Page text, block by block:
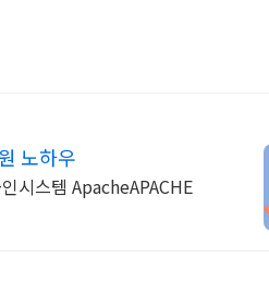
노하우
시스템 ApacheAPACHE